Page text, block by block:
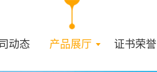
动态 产品展厅 证书荣誉